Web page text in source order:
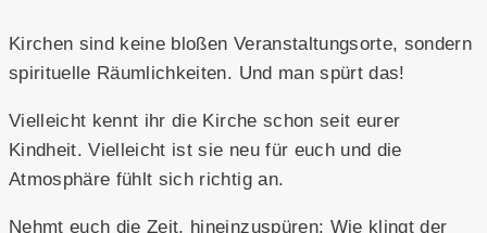
Kirchen sind keine bloßen Veranstaltungsorte, sondern
spirituelle Räumlichkeiten. Und man spürt das!
Vielleicht kennt ihr die Kirche schon seit eurer
Kindheit. Vielleicht ist sie neu für euch und die
Atmosphäre fühlt sich richtig an.
Nehmt euch die Zeit, hineinzuspüren: Wie klingt der